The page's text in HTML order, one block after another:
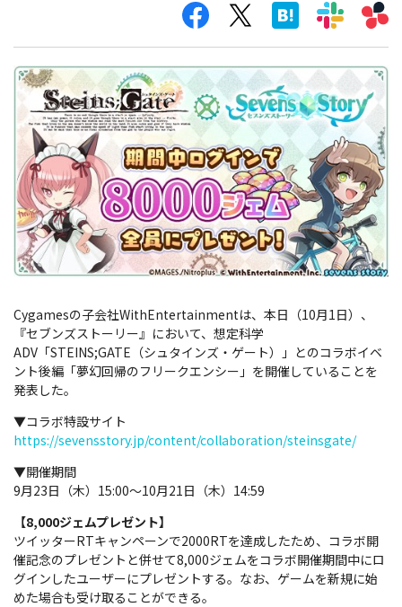
Cygamesの子会社WithEntertainmentは、本日（10月1日）、
『セブンズストーリー』において、想定科学
ADV「STEINS;GATE（シュタインズ・ゲート）」とのコラボイベ
ント後編「夢幻回帰のフリークエンシー」を開催していることを
発表した。
▼コラボ特設サイト
https://sevensstory.jp/content/collaboration/steinsgate/
▼開催期間
9月23日（木）15:00～10月21日（木）14:59
【8,000ジェムプレゼント】
ツイッターRTキャンペーンで2000RTを達成したため、コラボ開
催記念のプレゼントと併せて8,000ジェムをコラボ開催期間中にロ
グインしたユーザーにプレゼントする。なお、ゲームを新規に始
めた場合も受け取ることができる。